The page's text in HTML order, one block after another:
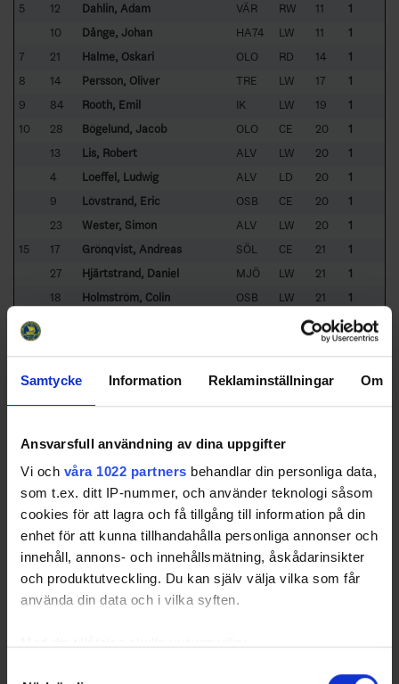
Samtycke Information Reklaminställningar Om
Ansvarsfull användning av dina uppgifter
Vi och våra 1022 partners behandlar din personliga data,
som t.ex. ditt IP-nummer, och använder teknologi såsom
cookies för att lagra och få tillgång till information på din
enhet för att kunna tillhandahålla personliga annonser och
innehåll, annons- och innehållsmätning, åskådarinsikter
och produktutveckling. Du kan själv välja vilka som får
använda din data och i vilka syften.
5
12 Dahlin, Adam VÄR RW 11
1
10
Dånge, Johan HA74 LW 11
1
7
21 Halme, Oskari OLO RD 14
1
8
14 Persson, Oliver TRE LW 17
1
9
84 Rooth, Emil IK LW 19
1
10
28 Bögelund, Jacob OLO CE 20
1
13
Lis, Robert ALV LW 20
1
4
Loeffel, Ludwig ALV LD 20
1
9
Lövstrand, Eric OSB CE 20
1
23
Wester, Simon ALV LW 20
1
15
17 Grönqvist, Andreas SÖL CE 21
1
27
Hjärtstrand, Daniel MJÖ LW 21
1
18
Holmström, Colin OSB LW 21
1
21
1
21
1
81
Dimtrén, Philip MJÖ CE
18
Falkenbäck Bergkvist, Julius JON 22
1
27
Forsell, Kasper OSB LW 22
1
Sorted by higherS horthanded Goals and lower GamesPlayed.
Shorthanded Assist Leaders